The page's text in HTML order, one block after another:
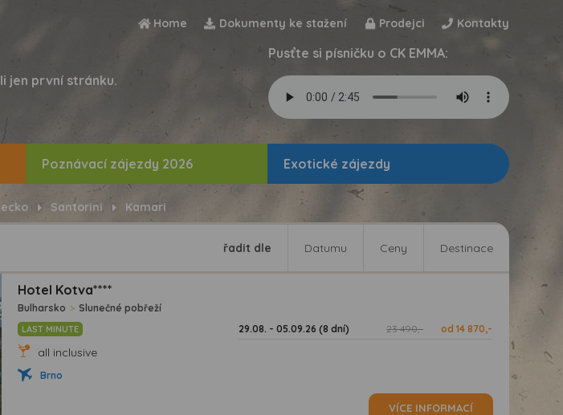
Home Dokumenty ke stažení Prodejci Kontakty
jen první stránku.
Pusťte si písničku o CK EMMA:
Poznávací zájezdy 2026 Exotické zájezdy
Santorini Kamari
řadit dle Datumu Ceny Destinace
Hotel Kotva****
Bulharsko > Slunečné pobřeží
LAST MINUTE
all inclusive
Brno
29.08. - 05.09.26 (8 dní) 23 490,- od 14 870,-
VÍCE INFORMACÍ